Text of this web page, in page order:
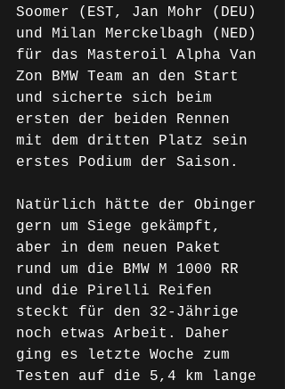
Soomer (EST, Jan Mohr (DEU)
und Milan Merckelbagh (NED)
für das Masteroil Alpha Van
Zon BMW Team an den Start
und sicherte sich beim
ersten der beiden Rennen
mit dem dritten Platz sein
erstes Podium der Saison.
Natürlich hätte der Obinger
gern um Siege gekämpft,
aber in dem neuen Paket
rund um die BMW M 1000 RR
und die Pirelli Reifen
steckt für den 32-Jährige
noch etwas Arbeit. Daher
ging es letzte Woche zum
Testen auf die 5,4 km lange